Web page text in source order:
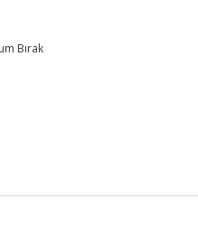
Bırak